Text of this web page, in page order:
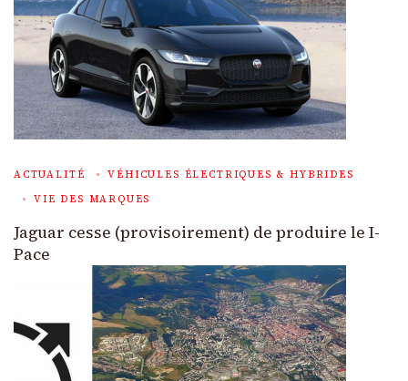
ACTUALITÉ
VÉHICULES ÉLECTRIQUES & HYBRIDES
VIE DES MARQUES
Jaguar cesse (provisoirement) de produire le I-
Pace